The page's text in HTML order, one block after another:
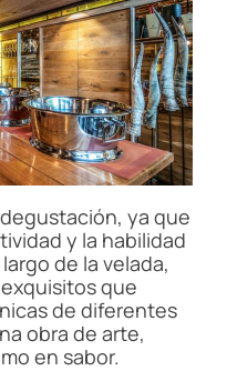
ya que
y la habilidad
de la velada,
que
de diferentes
obra de arte,
en sabor.